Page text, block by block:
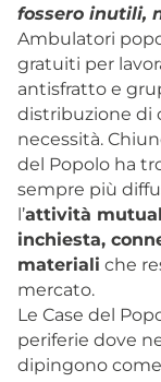
fossero inutili,
Ambulatori
gratuiti per
antisfratto e
distribuzione di
necessità.
del Popolo ha
sempre più
l’attività
inchiesta,
materiali che
mercato.
Le Case del
periferie dove
dipingono